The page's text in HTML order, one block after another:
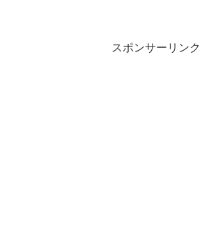
スポンサーリンク